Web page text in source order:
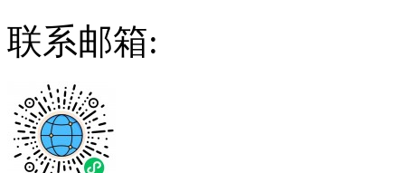
联系邮箱: